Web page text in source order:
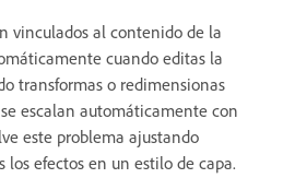
vinculados al contenido de la
cuando editas la
transformas o redimensionas
escalan automáticamente con
este problema ajustando
efectos en un estilo de capa.